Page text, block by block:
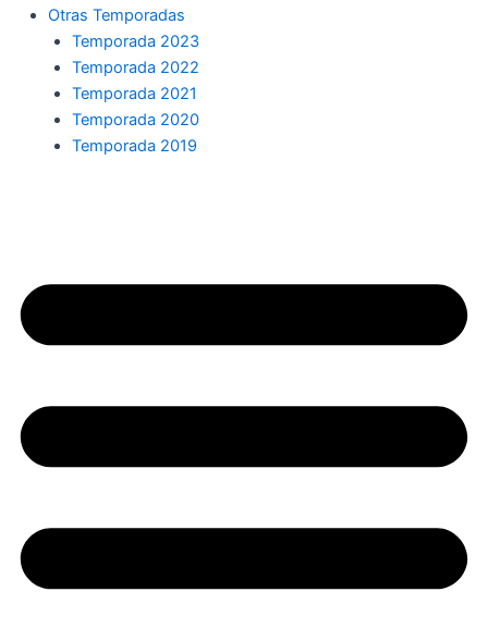
Otras Temporadas
Temporada 2023
Temporada 2022
Temporada 2021
Temporada 2020
Temporada 2019